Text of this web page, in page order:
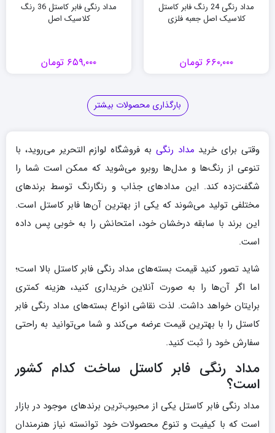
مداد رنگی 24 رنگ فابر کاستل
کلاسیک اصل جعبه فلزی
۶۶۰,۰۰۰ تومان
مداد رنگی فابر کاستل 36 رنگ
کلاسیک اصل
۶۵۹,۰۰۰ تومان
بارگذاری محصولات بیشتر
وقتی برای خرید مداد رنگی به فروشگاه لوازم التحریر می‌روید، با
تنوعی از رنگ‌ها و مدل‌ها روبرو می‌شوید که ممکن است شما را
شگفت‌زده کند. این مدادهای جذاب و رنگارنگ توسط برندهای
مختلفی تولید می‌شوند که یکی از بهترین آن‌ها فابر کاستل است.
این برند با سابقه درخشان خود، امتحانش را به خوبی پس داده
است.
شاید تصور کنید قیمت بسته‌های مداد رنگی فابر کاستل بالا است؛
اما اگر آن‌ها را به صورت آنلاین خریداری کنید، هزینه کمتری
برایتان خواهد داشت. لذت نقاشی انواع بسته‌های مداد رنگی فابر
کاستل را با بهترین قیمت عرضه می‌کند و شما می‌توانید به راحتی
سفارش خود را ثبت کنید.
مداد رنگی فابر کاستل ساخت کدام کشور
است؟
مداد رنگی فابر کاستل یکی از محبوب‌ترین برندهای موجود در بازار
است که با کیفیت و تنوع محصولات خود توانسته نیاز هنرمندان